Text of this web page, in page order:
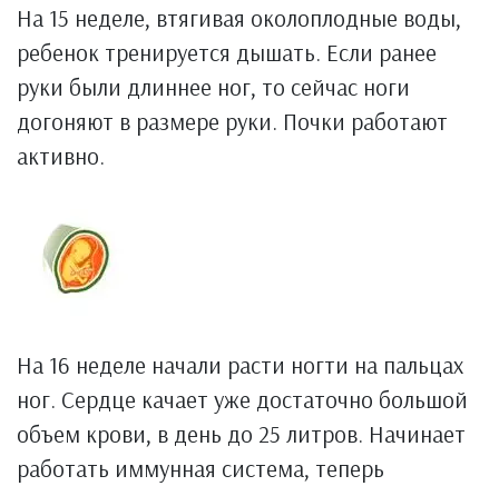
На 15 неделе, втягивая околоплодные воды,
ребенок тренируется дышать. Если ранее
руки были длиннее ног, то сейчас ноги
догоняют в размере руки. Почки работают
активно.
На 16 неделе начали расти ногти на пальцах
ног. Сердце качает уже достаточно большой
объем крови, в день до 25 литров. Начинает
работать иммунная система, теперь